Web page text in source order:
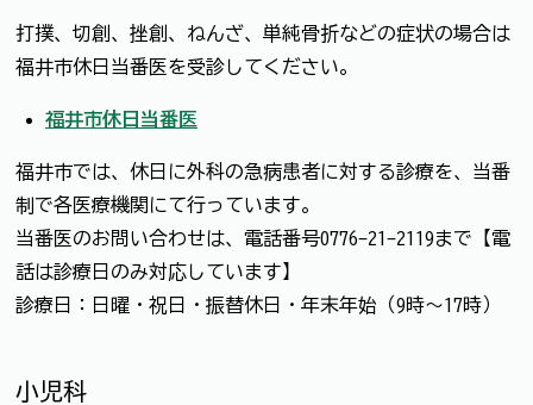
打撲、切創、挫創、ねんざ、単純骨折などの症状の場合は
福井市休日当番医を受診してください。
福井市休日当番医
福井市では、休日に外科の急病患者に対する診療を、当番
制で各医療機関にて行っています。
当番医のお問い合わせは、電話番号0776-21-2119まで【電
話は診療日のみ対応しています】
診療日：日曜・祝日・振替休日・年末年始（9時～17時）
小児科